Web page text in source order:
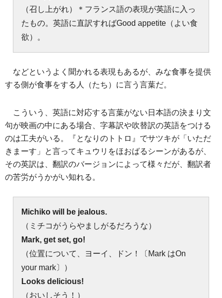
（召し上がれ）＊フランス語の表現が英語に入っ
たもの。英語に直訳すればGood appetite（よい食
欲）。
などというよく聞かれる表現もあるが、みな食事を提供
する側が食事をする人（たち）に言う言葉だ。
こういう、英語に対応する言葉がない日本語の決まり文
句が映画の中にある場合、字幕訳や吹替訳の英語をつける
のは工夫がいる。『となりのトトロ』でサツキが「いただ
きまーす」と言ってキュウリをほおばるシーンがあるが、
その英訳は、翻訳のバージョンによって様々だが、翻訳者
の苦労がうかがい知れる。
Michiko will be jealous.
（ミチコがうらやましがるだろうな）
Mark, get set, go!
（位置について、ヨーイ、ドン！〔Mark はOn
your mark〕）
Looks delicious!
（おいしそう！）